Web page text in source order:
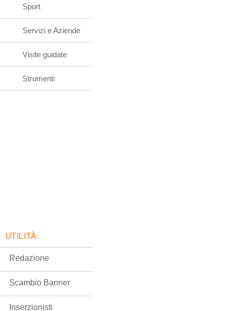
Sport
Servizi e Aziende
Visite guidate
Strumenti
UTILITÀ:
Redazione
Scambio Banner
Inserzionisti